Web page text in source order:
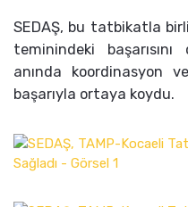
SEDAŞ, bu tatbikatla
teminindeki
anında koordinasyon
başarıyla ortaya koydu.